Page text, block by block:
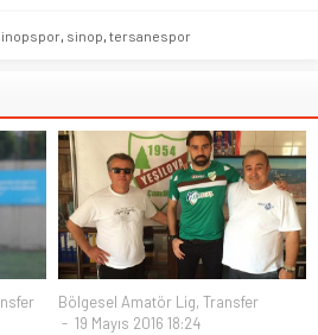
sinop tersanespor
Bölgesel Amatör Lig, Transfer
19 Mayıs 2016 18:24